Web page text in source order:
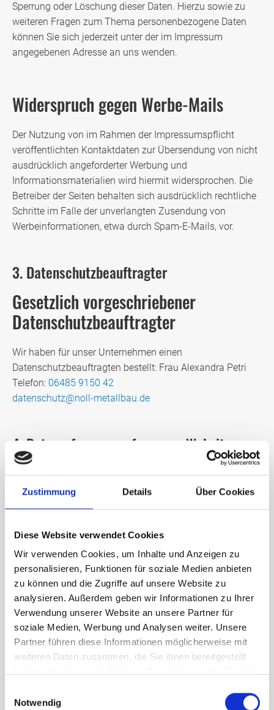
Zustimmung Details Über Cookies
Diese Website verwendet Cookies
Wir verwenden Cookies, um Inhalte und Anzeigen zu
personalisieren, Funktionen für soziale Medien anbieten
zu können und die Zugriffe auf unsere Website zu
analysieren. Außerdem geben wir Informationen zu Ihrer
Verwendung unserer Website an unsere Partner für
soziale Medien, Werbung und Analysen weiter. Unsere
Partner führen diese Informationen möglicherweise mit
weiteren Daten zusammen, die Sie ihnen bereitgestellt
Notwendig
Sperrung oder Löschung dieser Daten. Hierzu sowie zu
weiteren Fragen zum Thema personenbezogene Daten
können Sie sich jederzeit unter der im Impressum
angegebenen Adresse an uns wenden.
Widerspruch gegen Werbe-Mails
Der Nutzung von im Rahmen der Impressumspflicht
veröffentlichten Kontaktdaten zur Übersendung von nicht
ausdrücklich angeforderter Werbung und
Informationsmaterialien wird hiermit widersprochen. Die
Betreiber der Seiten behalten sich ausdrücklich rechtliche
Schritte im Falle der unverlangten Zusendung von
Werbeinformationen, etwa durch Spam-E-Mails, vor.
3. Datenschutzbeauftragter
Gesetzlich vorgeschriebener
Datenschutzbeauftragter
Wir haben für unser Unternehmen einen
Datenschutzbeauftragten bestellt: Frau Alexandra Petri
Telefon: 06485 9150 42
datenschutz@noll-metallbau.de
4. Datenerfassung auf unserer Website
Kontaktformular
Daten einschließlich der von Ihnen angegebenen
Kontaktdaten, um Ihre Frage / Anfrage und alle weiteren
Fragen zu beantworten. Wir geben diese Informationen
nicht ohne Ihre Erlaubnis weiter.
Wir verarbeiten daher alle Daten, die Sie in das
Kontaktformular eingeben, nur mit Ihrer Zustimmung
gemäß Art. 6 (1) (a) DSGVO. Sie können Ihre Einwilligung
jederzeit widerrufen. Eine informelle E-Mail mit dieser
verarbeitet werden.